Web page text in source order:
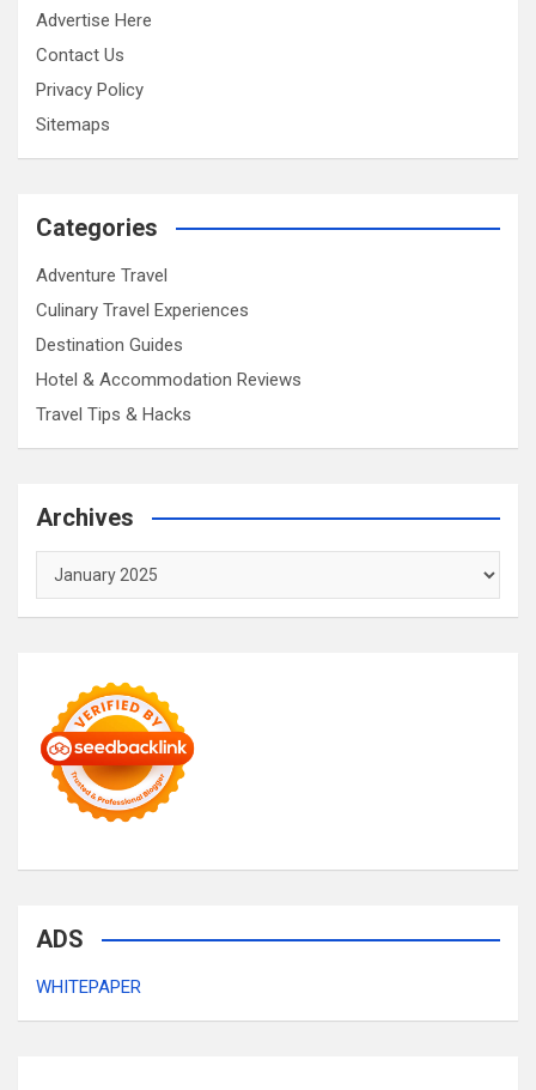
Advertise Here
Contact Us
Privacy Policy
Sitemaps
Categories
Adventure Travel
Culinary Travel Experiences
Destination Guides
Hotel & Accommodation Reviews
Travel Tips & Hacks
Archives
Archives
ADS
WHITEPAPER